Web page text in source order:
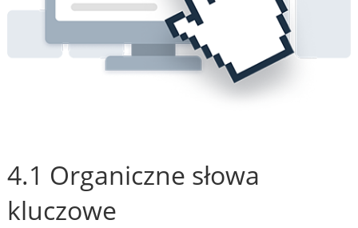
4.1 Organiczne słowa
kluczowe